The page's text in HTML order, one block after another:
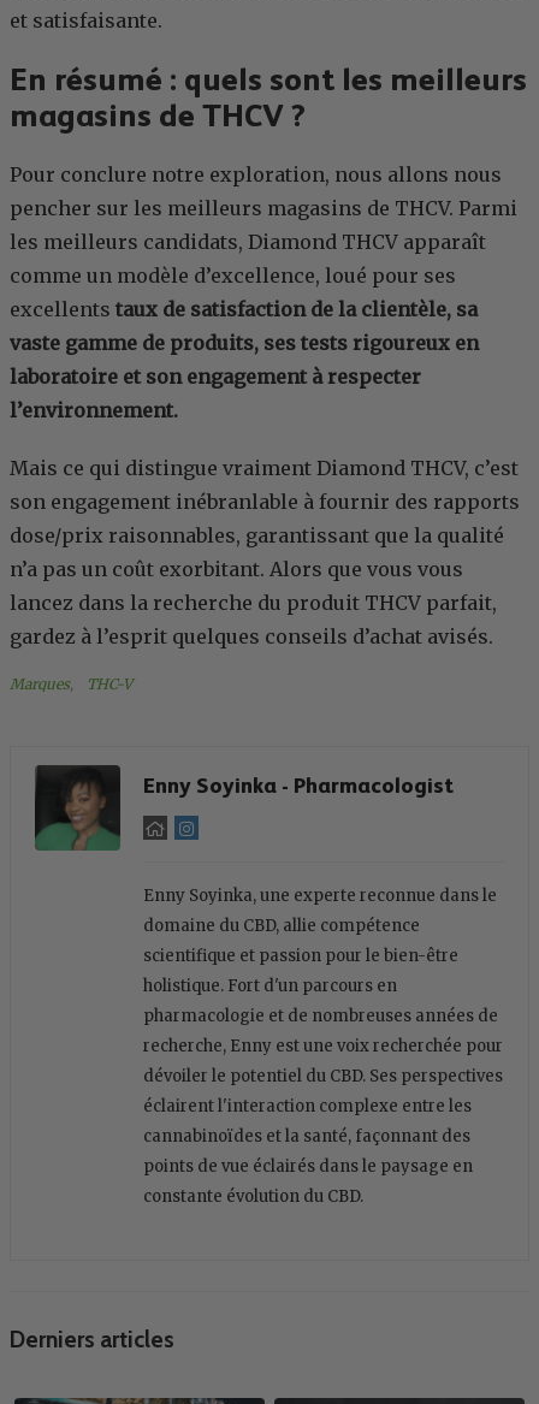
et satisfaisante.
En résumé : quels sont les meilleurs
magasins de THCV ?
Pour conclure notre exploration, nous allons nous
pencher sur les meilleurs magasins de THCV. Parmi
les meilleurs candidats, Diamond THCV apparaît
comme un modèle d’excellence, loué pour ses
excellents taux de satisfaction de la clientèle, sa
vaste gamme de produits, ses tests rigoureux en
laboratoire et son engagement à respecter
l’environnement.
Mais ce qui distingue vraiment Diamond THCV, c’est
son engagement inébranlable à fournir des rapports
dose/prix raisonnables, garantissant que la qualité
n’a pas un coût exorbitant. Alors que vous vous
lancez dans la recherche du produit THCV parfait,
gardez à l’esprit quelques conseils d’achat avisés.
Marques, THC-V
Enny Soyinka - Pharmacologist
Enny Soyinka, une experte reconnue dans le
domaine du CBD, allie compétence
scientifique et passion pour le bien-être
holistique. Fort d'un parcours en
pharmacologie et de nombreuses années de
recherche, Enny est une voix recherchée pour
dévoiler le potentiel du CBD. Ses perspectives
éclairent l'interaction complexe entre les
cannabinoïdes et la santé, façonnant des
points de vue éclairés dans le paysage en
constante évolution du CBD.
Derniers articles